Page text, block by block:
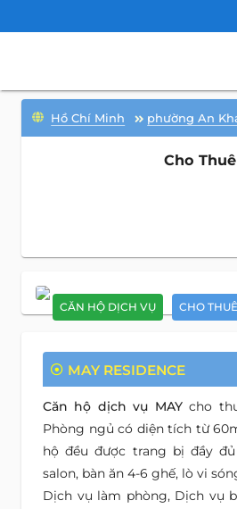
Hồ Chí Minh phường An
Cho
CĂN HỘ DỊCH VỤ CHO THUÊ
MAY RESIDENCE
Căn hộ dịch vụ MAYcho
Phòng ngủ có diện tích từ
hộ đều được trang bị đầy
salon, bàn ăn 4-6 ghế, lò vi
Dịch vụ làm phòng, Dịch vụ